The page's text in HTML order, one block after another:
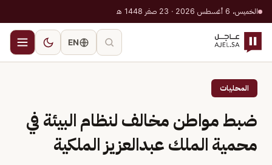
الخميس، 6 أغسطس 2026 · 23 صفر 1448 هـ
EN
المحليات
ضبط مواطن مخالف لنظام البيئة في
محمية الملك عبدالعزيز الملكية